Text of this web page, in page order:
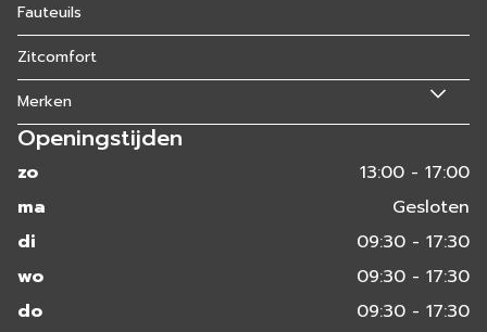
Fauteuils
Zitcomfort
Merken
Openingstijden
zo
13:00 - 17:00
ma
Gesloten
di
09:30 - 17:30
wo
09:30 - 17:30
do
09:30 - 17:30